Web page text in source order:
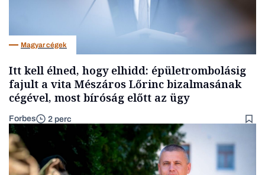
Magyar cégek
Itt kell élned, hogy elhidd: épületrombolásig
fajult a vita Mészáros Lőrinc bizalmasának
cégével, most bíróság előtt az ügy
Forbes 2 perc